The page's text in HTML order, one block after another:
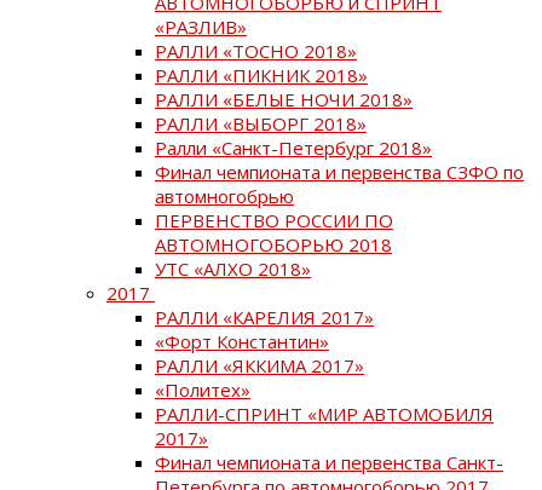
«РАЗЛИВ»
РАЛЛИ «ТОСНО 2018»
РАЛЛИ «ПИКНИК 2018»
РАЛЛИ «БЕЛЫЕ НОЧИ 2018»
РАЛЛИ «ВЫБОРГ 2018»
Ралли «Санкт-Петербург 2018»
Финал чемпионата и первенства СЗФО по
автомногобрью
ПЕРВЕНСТВО РОССИИ ПО
АВТОМНОГОБОРЬЮ 2018
УТС «АЛХО 2018»
2017
РАЛЛИ «КАРЕЛИЯ 2017»
«Форт Константин»
РАЛЛИ «ЯККИМА 2017»
«Политех»
РАЛЛИ-СПРИНТ «МИР АВТОМОБИЛЯ
2017»
Финал чемпионата и первенства Санкт-